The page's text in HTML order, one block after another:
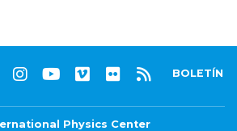
BOLETÍN
Physics Center